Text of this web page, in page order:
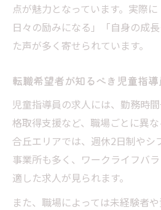
実務未経験でも評価さ
徴
再スタートに最適な児
素
長く働き続けるための
安定雇用を実現する児
福利厚生や労働環境の
児童指導員としてのキ
点が魅力となっています。実際
日々の励みになる」「自身の成
た声が多く寄せられています。
転職希望者が知るべき児童指
児童指導員の求人には、勤務時
格取得支援など、職場ごとに異
合丘エリアでは、週休2日制やシ
事業所も多く、ワークライフバ
適した求人が見られます。
また、職場によっては未経験者